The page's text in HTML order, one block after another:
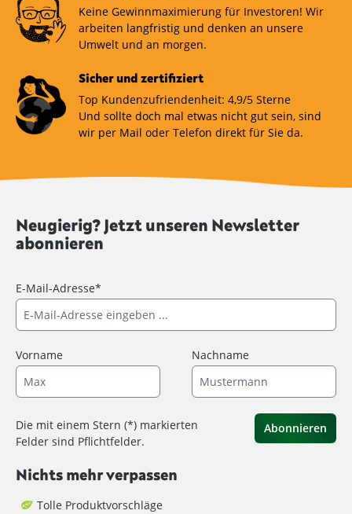
Keine Gewinnmaximierung für Investoren! Wir
arbeiten langfristig und denken an unsere
Umwelt und an morgen.
Sicher und zertifiziert
Top Kundenzufriendenheit: 4,9/5 Sterne
Und sollte doch mal etwas nicht gut sein, sind
wir per Mail oder Telefon direkt für Sie da.
Neugierig? Jetzt unseren Newsletter
abonnieren
E-Mail-Adresse*
Vorname Nachname
Die mit einem Stern (*) markierten
Felder sind Pflichtfelder.
Abonnieren
Nichts mehr verpassen
Tolle Produktvorschläge